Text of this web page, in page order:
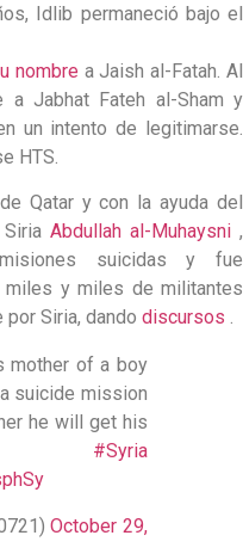
Idlib permaneció bajo el
nombre a Jaish al-Fatah. Al
a Jabhat Fateh al-Sham y
un intento de legitimarse.
HTS.
Qatar y con la ayuda del
Abdullah al-Muhaysni,
suicidas y fue
miles y miles de militantes
Siria, dando discursos .
mother of a boy
suicide mission
he will get his
😂 #Syria
October 29,